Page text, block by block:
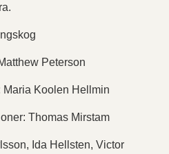
Peterson
Maria Koolen Hellmin
Thomas Mirstam
Ida Hellsten, Victor